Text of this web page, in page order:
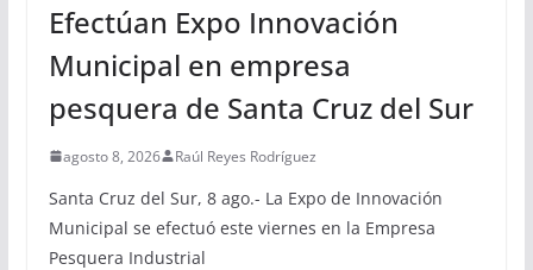
Efectúan Expo Innovación
Municipal en empresa
pesquera de Santa Cruz del Sur
agosto 8, 2026 Raúl Reyes Rodríguez
Santa Cruz del Sur, 8 ago.- La Expo de Innovación
Municipal se efectuó este viernes en la Empresa
Pesquera Industrial